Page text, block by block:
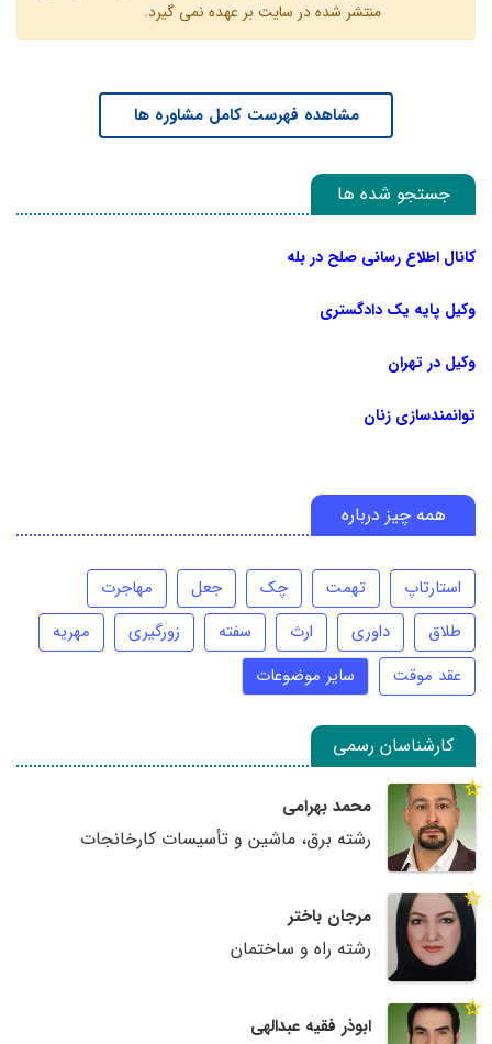
منتشر شده در سایت بر عهده نمی گیرد.
مشاهده فهرست کامل مشاوره ها
جستجو شده ها
کانال اطلاع رسانی صلح در بله
وکیل پایه یک دادگستری
وکیل در تهران
توانمندسازی زنان
همه چیز درباره
استارتاپ تهمت چک جعل
مهاجرت
طلاق
داوری ارث سفته زورگیری
مهریه
عقد موقت
سایر موضوعات
کارشناسان رسمی
محمد بهرامی
رشته برق، ماشین و تأسیسات کارخانجات
مرجان باختر
رشته راه و ساختمان
ابوذر فقیه عبدالهی